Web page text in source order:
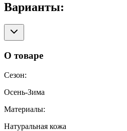
Варианты:
О товаре
Сезон:
Осень-Зима
Материалы:
Натуральная кожа